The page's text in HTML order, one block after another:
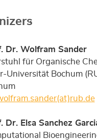
Dr. Wolfram Sander
für Organische
Universität Bochum
Dr. Elsa Sanchez